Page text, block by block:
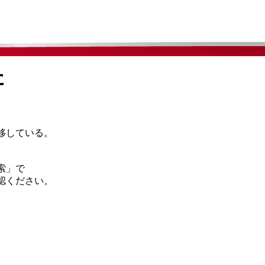
ている。
」で
ださい。